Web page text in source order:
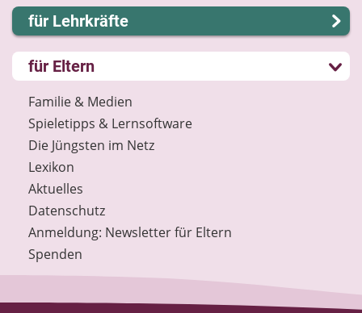
Kontakt
Impressum
Internet-ABC Sitemap
Barrierefreiheit
Länderprojekte
Lernen und Schule
Hobby und Freizeit
Spiel und Spaß
Mitreden und Mitmachen
Lexikon
Datenschutz
Newsletter
für Lehrkräfte
Lernmodule
Unterrichts­materialien
Internet-ABC-Schule
Praxishilfen
Aktuelles
Materialbestellung
Lexikon
Datenschutz
Newsletter
Spenden
für Eltern
Familie & Medien
Spieletipps & Lernsoftware
Die Jüngsten im Netz
Lexikon
Aktuelles
Datenschutz
Anmeldung: Newsletter für Eltern
Spenden